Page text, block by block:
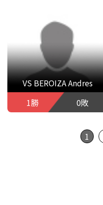
VS BEROIZA Andres
1勝
0敗
1